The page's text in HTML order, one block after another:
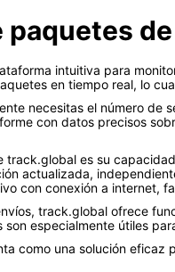
intuitiva para
en tiempo real, lo
necesitas el número
con datos precisos
track.global es su
actualizada,
con conexión a internet,
track.global ofrece
especialmente útiles
como una solución